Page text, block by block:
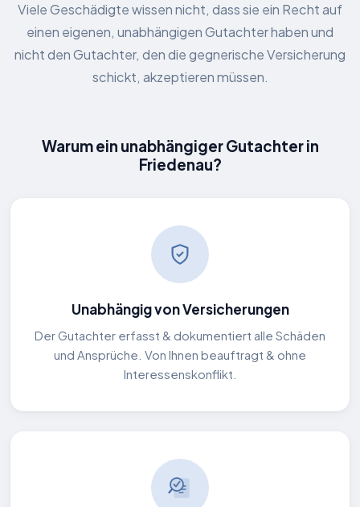
Viele Geschädigte wissen nicht, dass sie ein Recht auf
einen eigenen, unabhängigen Gutachter haben und
nicht den Gutachter, den die gegnerische Versicherung
schickt, akzeptieren müssen.
Warum ein unabhängiger Gutachter in
Friedenau?
Unabhängig von Versicherungen
Der Gutachter erfasst & dokumentiert alle Schäden
und Ansprüche. Von Ihnen beauftragt & ohne
Interessenskonflikt.